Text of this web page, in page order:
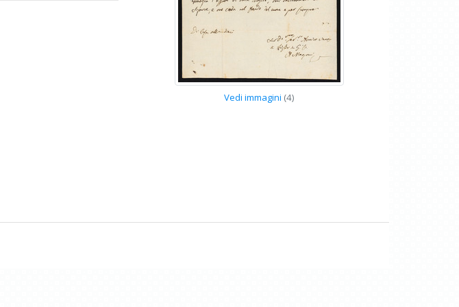
Vedi immagini (4)